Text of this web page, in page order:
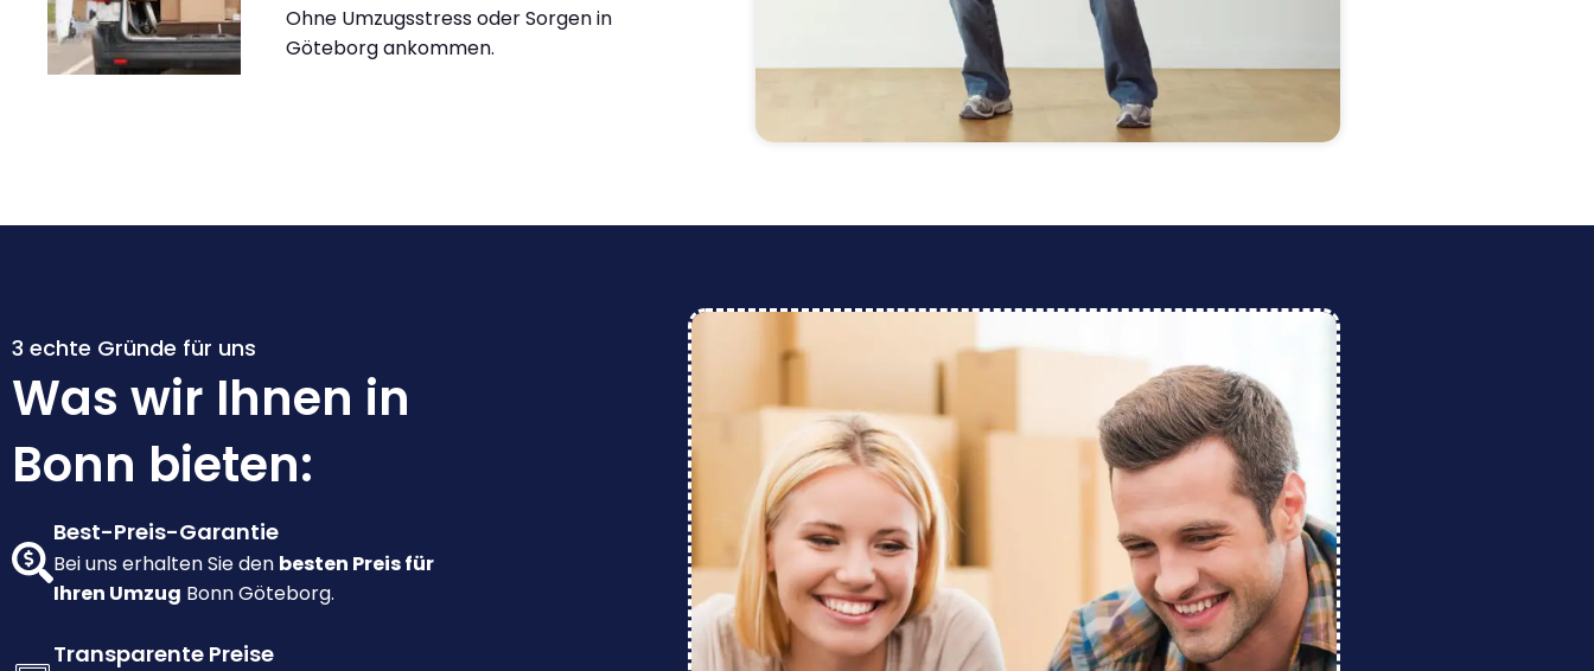
Ohne Umzugsstress oder Sorgen in
Göteborg ankommen.
3 echte Gründe für uns
Was wir Ihnen in
Bonn bieten:
Best-Preis-Garantie
Bei uns erhalten Sie den besten Preis für
Ihren Umzug Bonn Göteborg.
Transparente Preise